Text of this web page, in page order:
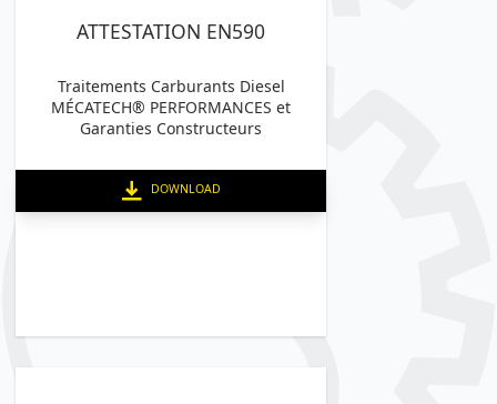
ATTESTATION EN590
Traitements Carburants Diesel
MÉCATECH® PERFORMANCES et
Garanties Constructeurs
DOWNLOAD